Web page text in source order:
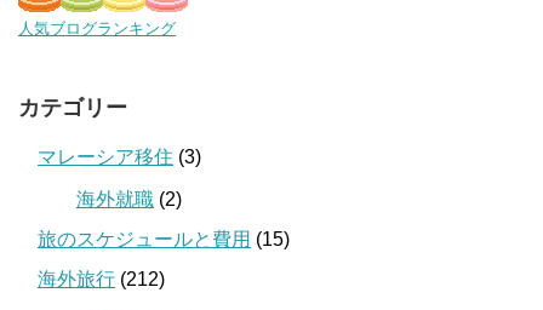
人気ブログランキング
カテゴリー
マレーシア移住 (3)
海外就職 (2)
旅のスケジュールと費用 (15)
海外旅行 (212)